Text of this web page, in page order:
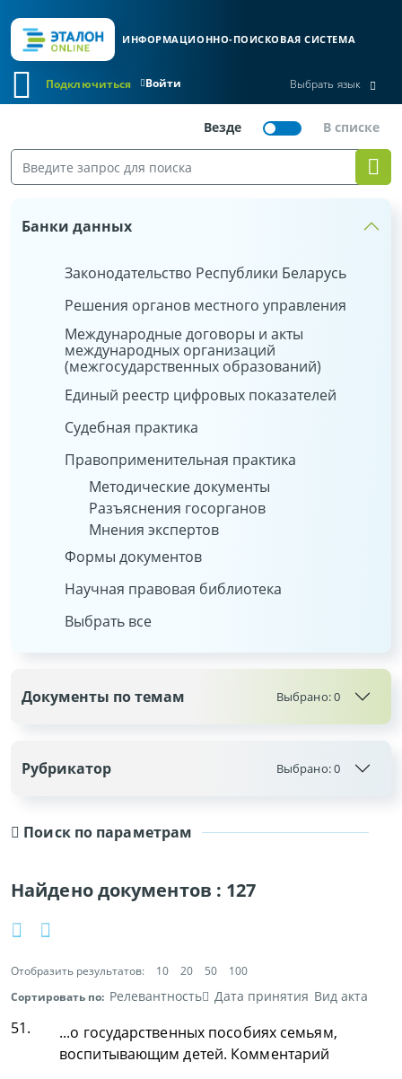
ИНФОРМАЦИОННО-ПОИСКОВАЯ СИСТЕМА
Войти
Подключиться Выбрать язык
Поиск по параметрам
Найдено документов : 127
Отобразить результатов: 10 20 50
100
Сортировать по: Релевантность Дата принятия Вид акта
51.
...о государственных пособиях семьям,
воспитывающим детей. Комментарий
Банки данных
Законодательство Республики Беларусь
Решения органов местного управления
Международные договоры и акты
международных организаций
(межгосударственных образований)
Единый реестр цифровых показателей
Судебная практика
Правоприменительная практика
Методические документы
Разъяснения госорганов
Мнения экспертов
Формы документов
Научная правовая библиотека
Выбрать все
Документы по темам Выбрано:0
Рубрикатор Выбрано:0